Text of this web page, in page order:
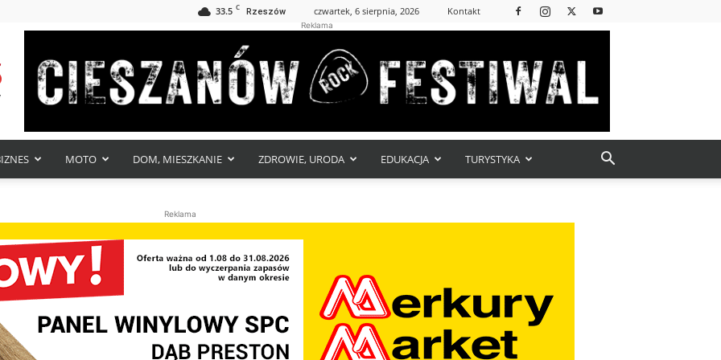
33.5 C Rzeszów czwartek, 6 sierpnia, 2026 Kontakt
Reklama
MOTO DOM, MIESZKANIE ZDROWIE, URODA EDUKACJA TURYSTYKA
Reklama